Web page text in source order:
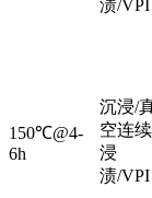
渍/VPI
150℃@4-
6h
沉浸/
空连续
浸
渍/VPI